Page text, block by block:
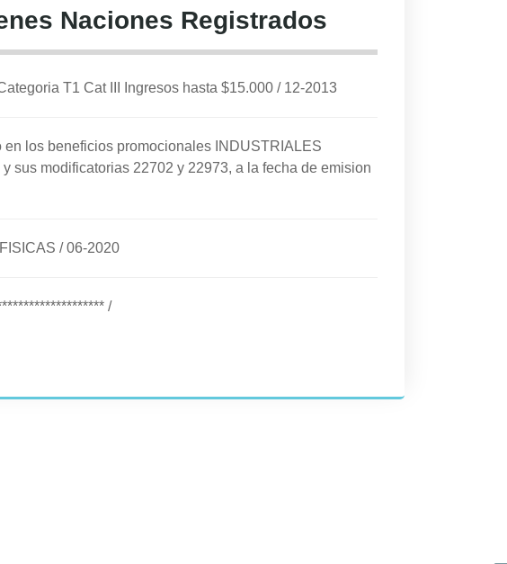
Naciones Registrados
T1 Cat III Ingresos hasta $15.000 / 12-2013
los beneficios promocionales INDUSTRIALES
sus modificatorias 22702 y 22973, a la fecha de emision
/06-2020
/